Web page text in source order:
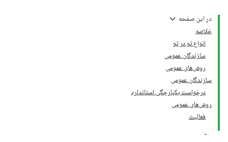
در این صفحه
خلاصه
انواع تو در تو
سازندگان عمومی
روش‌های عمومی
سازندگان عمومی
درخواست یکپارچگی استاندارد
روش‌های عمومی
فعالیت